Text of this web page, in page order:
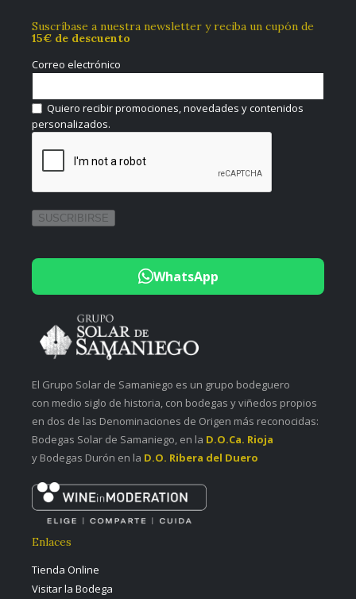
Suscríbase a nuestra newsletter y reciba un cupón de
15€ de descuento
Correo electrónico
Quiero recibir promociones, novedades y contenidos
personalizados.
WhatsApp
El Grupo Solar de Samaniego es un grupo bodeguero
con medio siglo de historia, con bodegas y viñedos propios
en dos de las Denominaciones de Origen más reconocidas:
Bodegas Solar de Samaniego, en la D.O.Ca. Rioja
y Bodegas Durón en la D.O. Ribera del Duero
Enlaces
Tienda Online
Visitar la Bodega